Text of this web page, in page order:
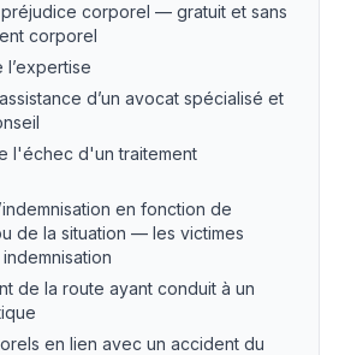
corporel — gratuit et sans
corporel
l’expertise
d’un avocat spécialisé et
l'échec d'un traitement
en fonction de
de la situation — les victimes
de la route ayant conduit à un
en lien avec un accident du